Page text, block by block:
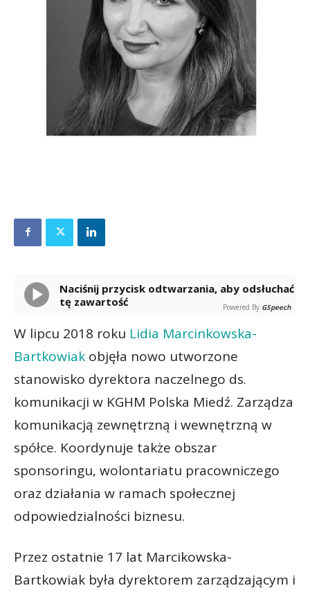
Naciśnij przycisk odtwarzania, aby odsłuchać
tę zawartość
Powered By GSpeech
W lipcu 2018 roku Lidia Marcinkowska-
Bartkowiak objęła nowo utworzone
stanowisko dyrektora naczelnego ds.
komunikacji w KGHM Polska Miedź. Zarządza
komunikacją zewnętrzną i wewnętrzną w
spółce. Koordynuje także obszar
sponsoringu, wolontariatu pracowniczego
oraz działania w ramach społecznej
odpowiedzialności biznesu.
Przez ostatnie 17 lat Marcikowska-
Bartkowiak była dyrektorem zarządzającym i